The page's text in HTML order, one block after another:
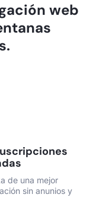
web
de una mejor
sin anunios y